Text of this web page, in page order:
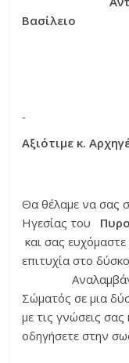
Βασίλειο
Αξιότιμε κ.
Θα θέλαμε να σας
Ηγεσίας του
και σας
επιτυχία στο
Αναλαμβάνετε
Σώματός σε μια
με τις γνώσεις
οδηγήσετε στην